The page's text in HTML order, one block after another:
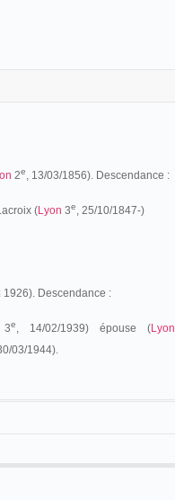
2e, 13/03/1856). Descendance :
(Lyon 3e, 25/10/1847-)
1926). Descendance :
3e, 14/02/1939) épouse (Lyon
03/1944).